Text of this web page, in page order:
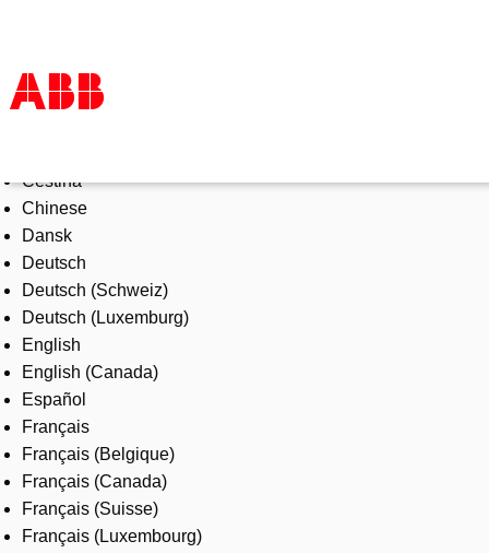
Products & Solutions
Industries
Services
About us
Where to buy
Contact us
Careers
Čeština
Chinese
Dansk
Deutsch
Deutsch (Schweiz)
Deutsch (Luxemburg)
English
English (Canada)
Español
Français
Français (Belgique)
Français (Canada)
Français (Suisse)
Français (Luxembourg)